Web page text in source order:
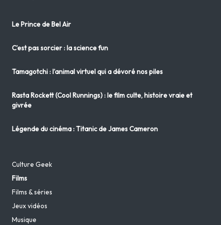
Le Prince de Bel Air
C’est pas sorcier : la science fun
Tamagotchi : l’animal virtuel qui a dévoré nos piles
Rasta Rockett (Cool Runnings) : le film culte, histoire vraie et
givrée
Légende du cinéma : Titanic de James Cameron
Culture Geek
Films
Films & séries
Jeux vidéos
Musique